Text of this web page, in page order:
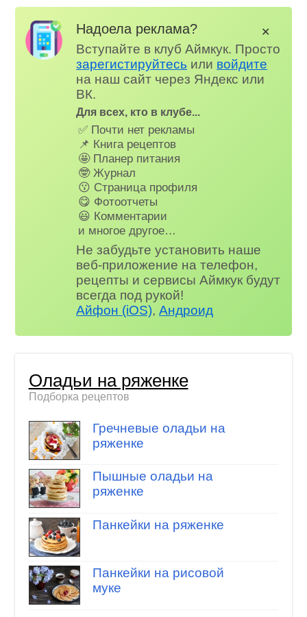
Надоела реклама?
Вступайте в клуб Аймкук. Просто
зарегистируйтесь или войдите
на наш сайт через Яндекс или
ВК.
Для всех, кто в клубе...
✅ Почти нет рекламы
📌 Книга рецептов
🤩 Планер питания
🤓 Журнал
😗 Страница профиля
😋 Фотоотчеты
😃 Комментарии
и многое другое…
Не забудьте установить наше
веб-приложение на телефон,
рецепты и сервисы Аймкук будут
всегда под рукой!
Айфон (iOS),Андроид
✕
Оладьи на ряженке
Подборка рецептов
Гречневые оладьи на
ряженке
Пышные оладьи на
ряженке
Панкейки на ряженке
Панкейки на рисовой
муке